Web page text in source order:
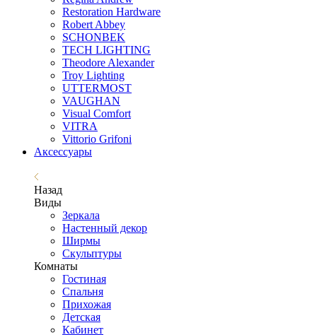
Restoration Hardware
Robert Abbey
SCHONBEK
TECH LIGHTING
Theodore Alexander
Troy Lighting
UTTERMOST
VAUGHAN
Visual Comfort
VITRA
Vittorio Grifoni
Аксессуары
Назад
Виды
Зеркала
Настенный декор
Ширмы
Скульптуры
Комнаты
Гостиная
Спальня
Прихожая
Детская
Кабинет